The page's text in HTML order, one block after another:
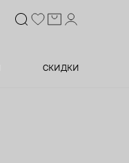
скидки